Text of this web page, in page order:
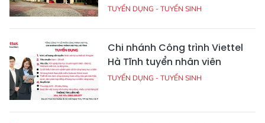
TUYỂN DỤNG - TUYỂN SINH
Chi nhánh Công trình Viettel
Hà Tĩnh tuyển nhân viên
TUYỂN DỤNG - TUYỂN SINH